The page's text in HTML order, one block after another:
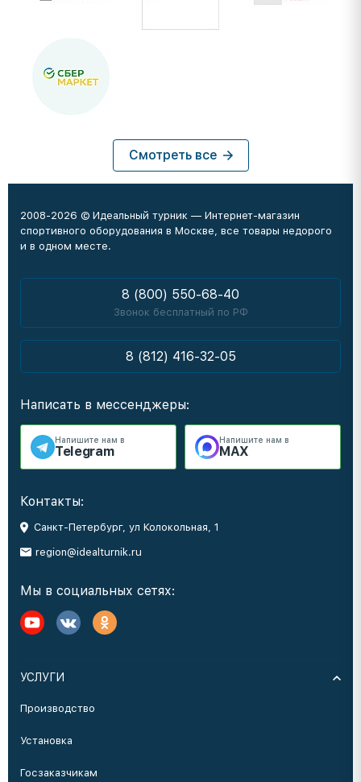
Смотреть все
2008-2026 © Идеальный турник — Интернет-магазин
спортивного оборудования в Москве, все товары недорого
и в одном месте.
8 (800) 550-68-40
Звонок бесплатный по РФ
8 (812) 416-32-05
Написать в мессенджеры:
Напишите нам в
Telegram
Напишите нам в
MAX
Контакты:
Санкт-Петербург, ул Колокольная, 1
region@idealturnik.ru
Мы в социальных сетях:
УСЛУГИ
Производство
Установка
Госзаказчикам